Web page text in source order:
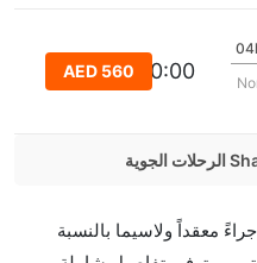
02:00:00
AED 560
الخطوط الجوية
معقداً ولاسيما بالنسبة